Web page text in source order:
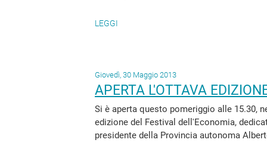
LEGGI
Giovedì, 30 Maggio 2013
APERTA L'OTTAVA
Si è aperta questo pomeriggio alle 15.30,
edizione del Festival dell'Economia,
presidente della Provincia autonoma